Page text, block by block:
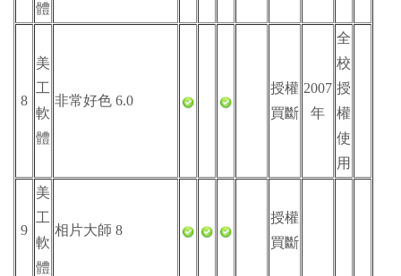
體
8
美
工
軟
體
非常好色 6.0
授權
買斷
2007
年
全
校
授
權
使
用
9
美
工
軟
體
相片大師 8
授權
買斷